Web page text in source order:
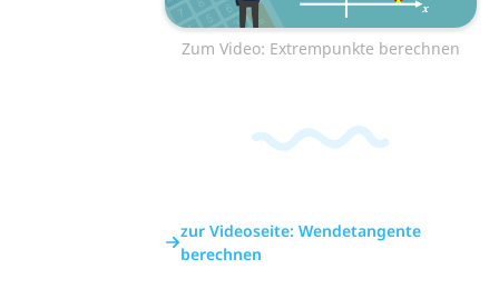
Zum Video: Extrempunkte berechnen
zur Videoseite: Wendetangente
berechnen